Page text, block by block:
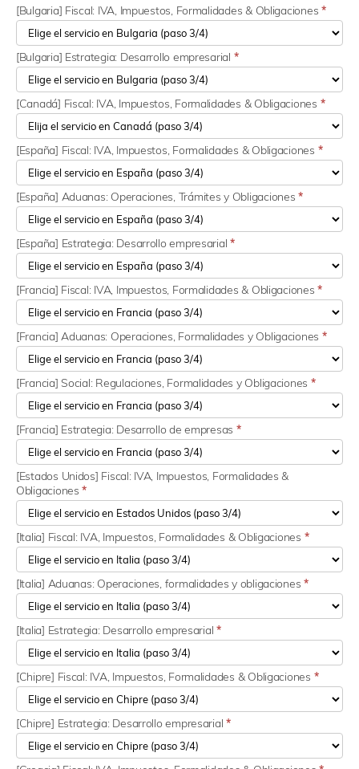
[Bulgaria] Fiscal: IVA, Impuestos, Formalidades & Obligaciones *
[Bulgaria] Estrategia: Desarrollo empresarial *
[Canadá] Fiscal: IVA, Impuestos, Formalidades & Obligaciones *
[España] Fiscal: IVA, Impuestos, Formalidades & Obligaciones *
[España] Aduanas: Operaciones, Trámites y Obligaciones*
[España] Estrategia: Desarrollo empresarial*
[Francia] Fiscal: IVA, Impuestos, Formalidades & Obligaciones*
[Francia] Aduanas: Operaciones, Formalidades y Obligaciones *
[Francia] Social: Regulaciones, Formalidades y Obligaciones *
[Francia] Estrategia: Desarrollo de empresas *
[Estados Unidos] Fiscal: IVA, Impuestos, Formalidades &
Obligaciones*
[Italia] Fiscal: IVA, Impuestos, Formalidades & Obligaciones *
[Italia] Aduanas: Operaciones, formalidades y obligaciones*
[Italia] Estrategia: Desarrollo empresarial*
[Chipre] Fiscal: IVA, Impuestos, Formalidades & Obligaciones *
[Chipre] Estrategia: Desarrollo empresarial*